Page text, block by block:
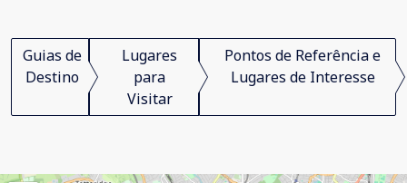
Guias de
Destino
Lugares
para
Visitar
Pontos de Referência e
Lugares de Interesse